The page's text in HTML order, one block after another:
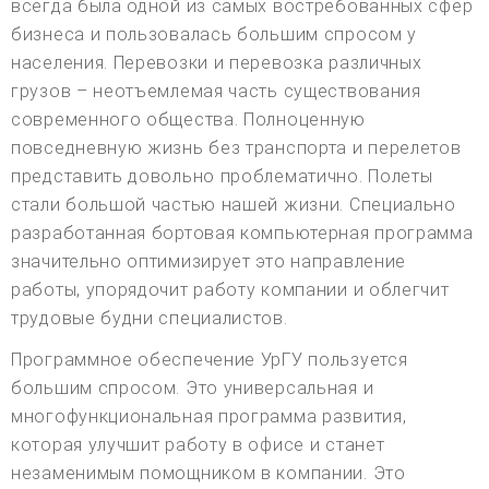
всегда была одной из самых востребованных сфер
бизнеса и пользовалась большим спросом у
населения. Перевозки и перевозка различных
грузов – неотъемлемая часть существования
современного общества. Полноценную
повседневную жизнь без транспорта и перелетов
представить довольно проблематично. Полеты
стали большой частью нашей жизни. Специально
разработанная бортовая компьютерная программа
значительно оптимизирует это направление
работы, упорядочит работу компании и облегчит
трудовые будни специалистов.
Программное обеспечение УрГУ пользуется
большим спросом. Это универсальная и
многофункциональная программа развития,
которая улучшит работу в офисе и станет
незаменимым помощником в компании. Это